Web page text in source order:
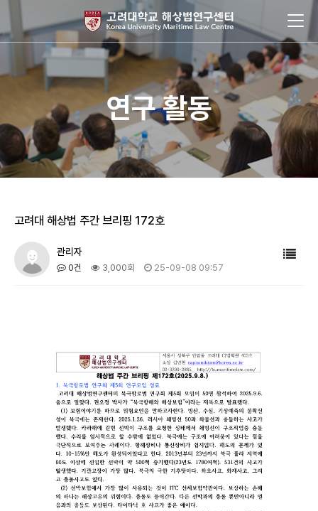
연구 활동
고려대 해상법 주간 브리핑 172호
관리자
0건 3,000회 25-09-08 09:57